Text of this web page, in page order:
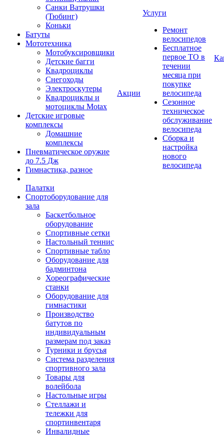
Санки Ватрушки
(Тюбинг)
Коньки
Батуты
Мототехника
Мотобуксировщики
Детские багги
Квадроциклы
Снегоходы
Электроскутеры
Квадроциклы и
мотоциклы Motax
Детские игровые
комплексы
Домашние
комплексы
Пневматическое оружие
до 7.5 Дж
Гимнастика, разное
Палатки
Спортоборудование для
зала
Баскетбольное
оборудование
Спортивные сетки
Настольный теннис
Спортивные табло
Оборудование для
бадминтона
Хореографические
станки
Оборудование для
гимнастики
Производство
батутов по
индивидуальным
размерам под заказ
Турники и брусья
Система разделения
спортивного зала
Товары для
волейбола
Настольные игры
Стеллажи и
тележки для
спортинвентаря
Инвалидные
Акции
Услуги
Ремонт
велосипедов
Бесплатное
первое ТО в
течении
месяца при
покупке
велосипеда
Сезонное
техническое
обслуживание
велосипеда
Сборка и
настройка
нового
велосипеда